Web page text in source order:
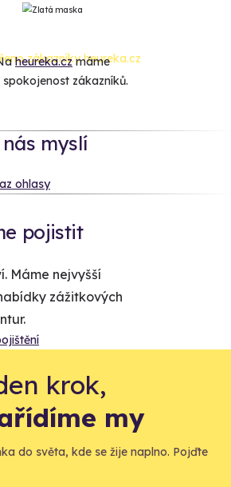
heureka.czmáme
spokojenost zákazníků.
myslí
ohlasy
pojistit
Máme nejvyšší
zážitkových
krok,
my
do světa, kde se žije naplno. Pojďte